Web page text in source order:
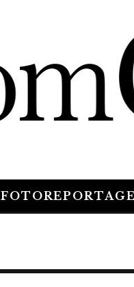
FOTOREPORTAGE